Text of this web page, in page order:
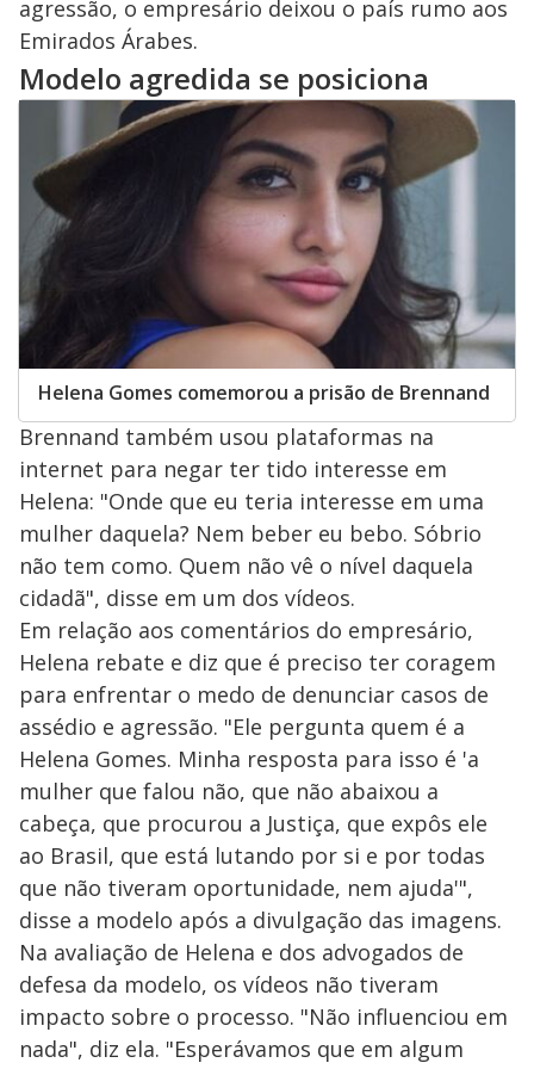
agressão, o empresário deixou o país rumo aos
Emirados Árabes.
Modelo agredida se posiciona
Helena Gomes comemorou a prisão de Brennand
Brennand também usou plataformas na
internet para negar ter tido interesse em
Helena: "Onde que eu teria interesse em uma
mulher daquela? Nem beber eu bebo. Sóbrio
não tem como. Quem não vê o nível daquela
cidadã", disse em um dos vídeos.
Em relação aos comentários do empresário,
Helena rebate e diz que é preciso ter coragem
para enfrentar o medo de denunciar casos de
assédio e agressão. "Ele pergunta quem é a
Helena Gomes. Minha resposta para isso é 'a
mulher que falou não, que não abaixou a
cabeça, que procurou a Justiça, que expôs ele
ao Brasil, que está lutando por si e por todas
que não tiveram oportunidade, nem ajuda'",
disse a modelo após a divulgação das imagens.
Na avaliação de Helena e dos advogados de
defesa da modelo, os vídeos não tiveram
impacto sobre o processo. "Não influenciou em
nada", diz ela. "Esperávamos que em algum